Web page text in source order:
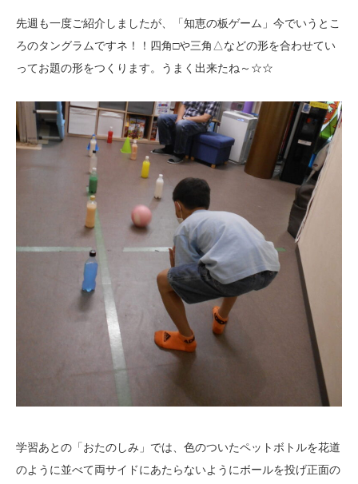
先週も一度ご紹介しましたが、「知恵の板ゲーム」今でいうとこ
ろのタングラムですネ！！四角□や三角△などの形を合わせてい
ってお題の形をつくります。うまく出来たね～☆☆
学習あとの「おたのしみ」では、色のついたペットボトルを花道
のように並べて両サイドにあたらないようにボールを投げ正面の